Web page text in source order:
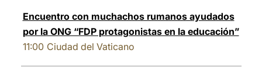
Encuentro con muchachos rumanos ayudados
por la ONG “FDP protagonistas en la educación”
11:00 Ciudad del Vaticano